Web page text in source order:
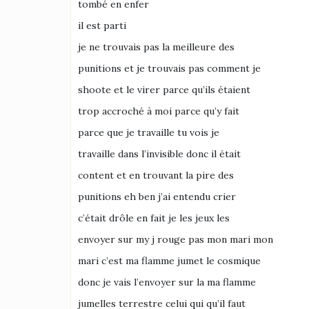
tombé en enfer
il est parti
je ne trouvais pas la meilleure des
punitions et je trouvais pas comment je
shoote et le virer parce qu’ils étaient
trop accroché à moi parce qu’y fait
parce que je travaille tu vois je
travaille dans l’invisible donc il était
content et en trouvant la pire des
punitions eh ben j’ai entendu crier
c’était drôle en fait je les jeux les
envoyer sur my j rouge pas mon mari mon
mari c’est ma flamme jumet le cosmique
donc je vais l’envoyer sur la ma flamme
jumelles terrestre celui qui qu’il faut